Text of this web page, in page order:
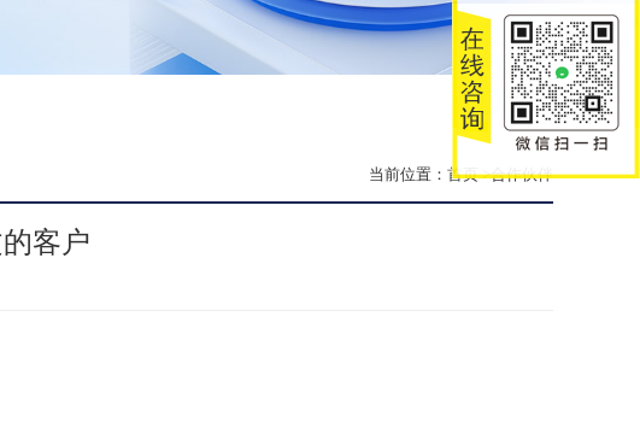
当前位置： 首页>合作伙伴
客户